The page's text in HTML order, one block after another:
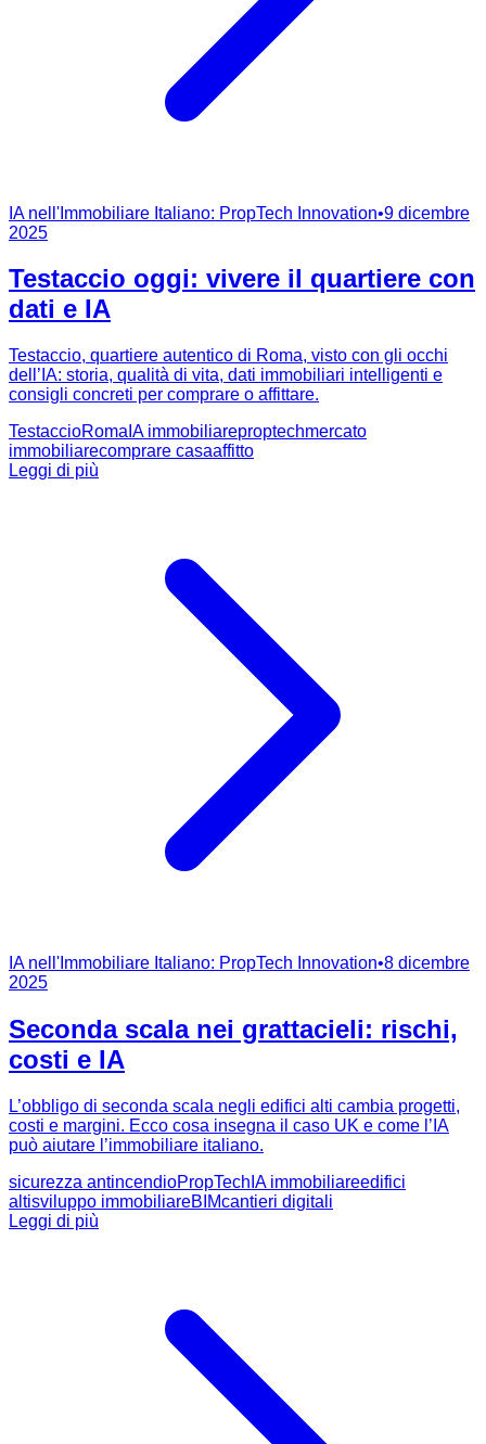
IA nell'Immobiliare Italiano: PropTech Innovation•9 dicembre
2025
Testaccio oggi: vivere il quartiere con
dati e IA
Testaccio, quartiere autentico di Roma, visto con gli occhi
dell’IA: storia, qualità di vita, dati immobiliari intelligenti e
consigli concreti per comprare o affittare.
TestaccioRoma IA immobiliareproptechmercato
immobiliarecomprare casaaffitto
Leggi di più
IA nell'Immobiliare Italiano: PropTech Innovation•8 dicembre
2025
Seconda scala nei grattacieli: rischi,
costi e IA
L’obbligo di seconda scala negli edifici alti cambia progetti,
costi e margini. Ecco cosa insegna il caso UK e come l’IA
può aiutare l’immobiliare italiano.
sicurezza antincendioPropTech IA immobiliareedifici
altisviluppo immobiliareBIMcantieri digitali
Leggi di più